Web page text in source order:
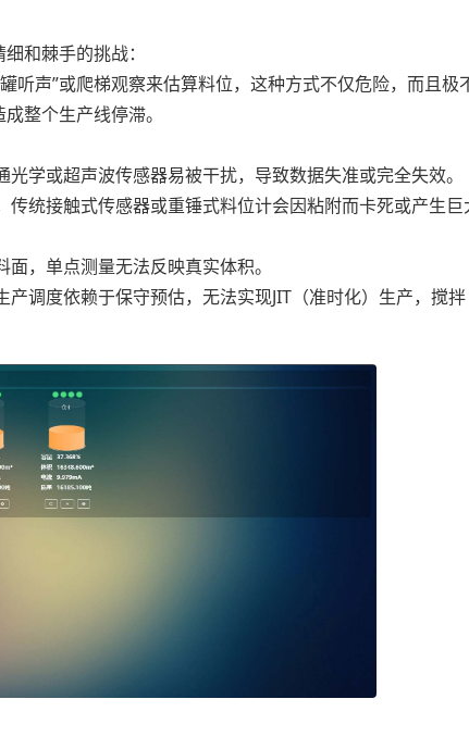
和棘手的挑战：
声”或爬梯观察来估算料位，这种方式不仅危险，而且极
整个生产线停滞。
或超声波传感器易被干扰，导致数据失准或完全失效。
统接触式传感器或重锤式料位计会因粘附而卡死或产生巨
，单点测量无法反映真实体积。
调度依赖于保守预估，无法实现JIT（准时化）生产，搅拌